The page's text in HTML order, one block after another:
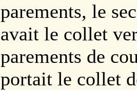
parements, le
avait le collet
parements de
portait le collet